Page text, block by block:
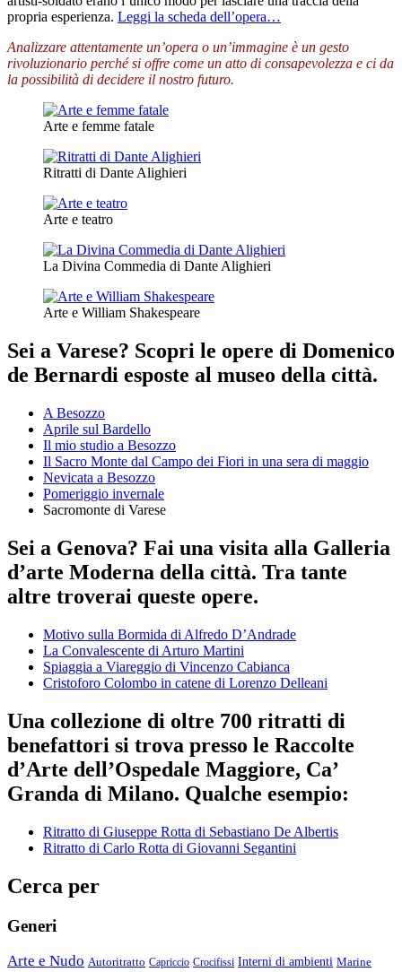
propria esperienza. Leggi la scheda dell’opera…
Analizzare attentamente un’opera o un’immagine è un gesto
rivoluzionario perché si offre come un atto di consapevolezza e ci da
la possibilità di decidere il nostro futuro.
Arte e femme fatale
Ritratti di Dante Alighieri
Arte e teatro
La Divina Commedia di Dante Alighieri
Arte e William Shakespeare
Sei a Varese? Scopri le opere di Domenico
de Bernardi esposte al museo della città.
A Besozzo
Aprile sul Bardello
Il mio studio a Besozzo
Il Sacro Monte dal Campo dei Fiori in una sera di maggio
Nevicata a Besozzo
Pomeriggio invernale
Sacromonte di Varese
Sei a Genova? Fai una visita alla Galleria
d’arte Moderna della città. Tra tante
altre troverai queste opere.
Motivo sulla Bormida di Alfredo D’Andrade
La Convalescente di Arturo Martini
Spiaggia a Viareggio di Vincenzo Cabianca
Cristoforo Colombo in catene di Lorenzo Delleani
Una collezione di oltre 700 ritratti di
benefattori si trova presso le Raccolte
d’Arte dell’Ospedale Maggiore, Ca’
Granda di Milano. Qualche esempio:
Ritratto di Giuseppe Rotta di Sebastiano De Albertis
Ritratto di Carlo Rotta di Giovanni Segantini
Cerca per
Generi
Arte e Nudo Autoritratto Capriccio Crocifissi Interni di ambienti Marine